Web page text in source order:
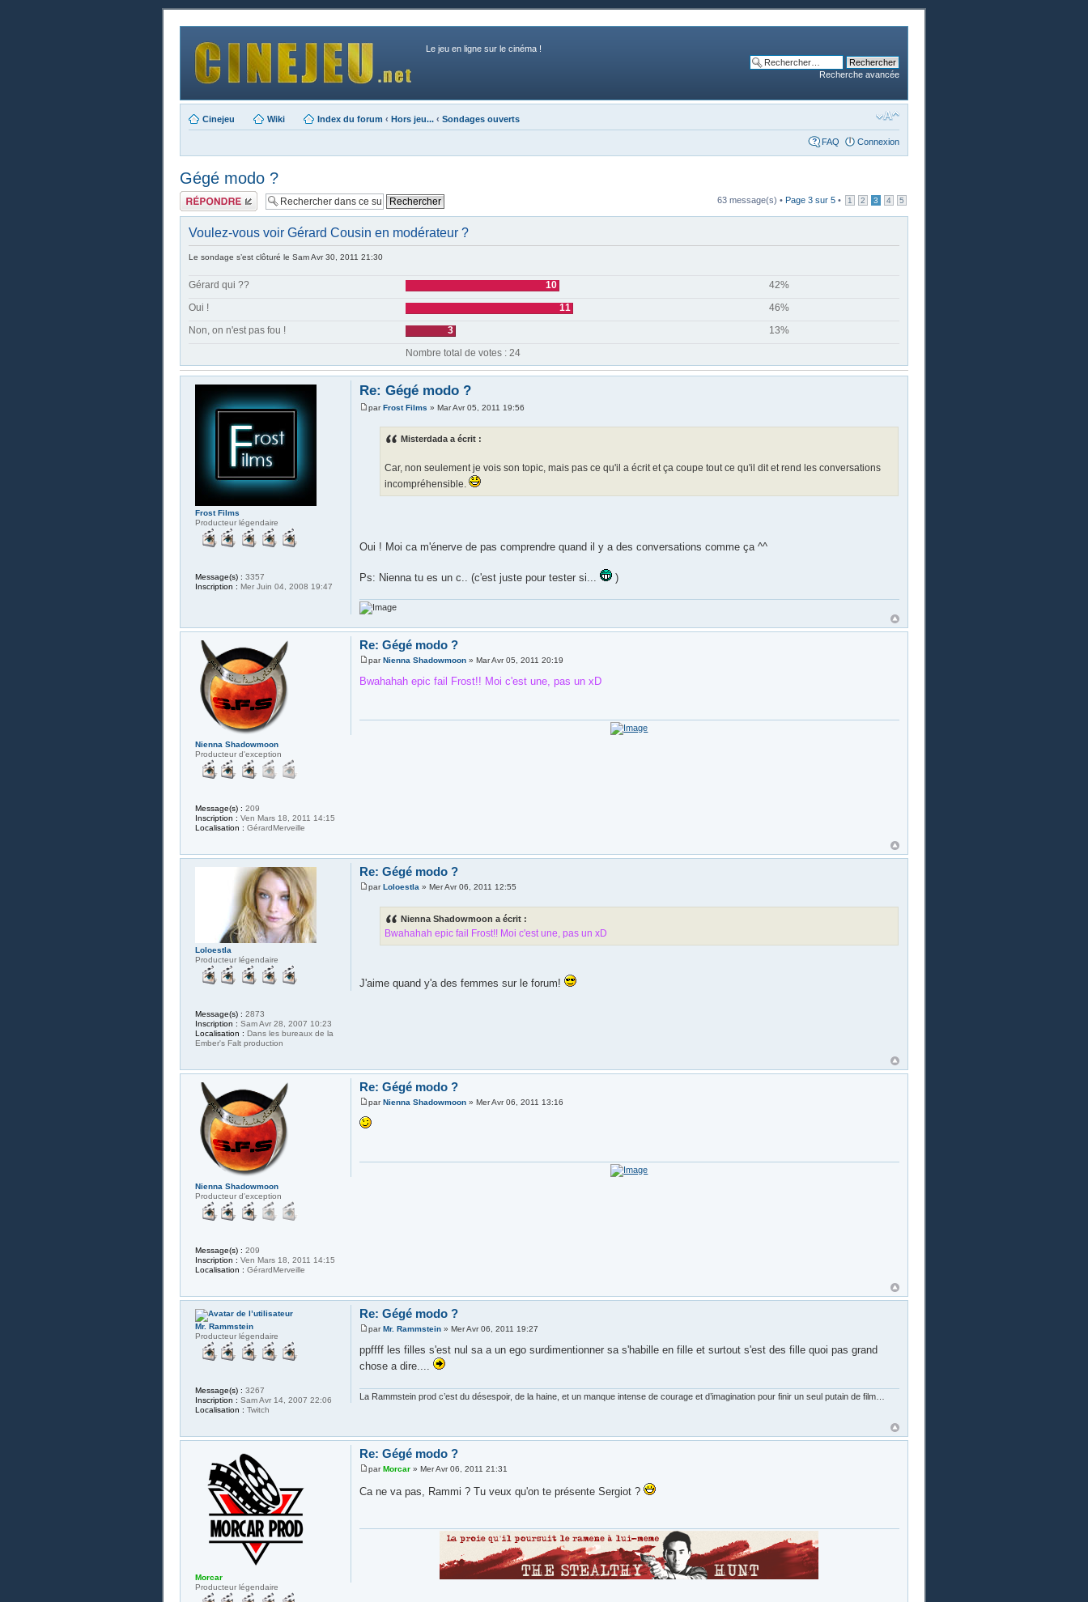
Le jeu en ligne sur le cinéma !
Recherche avancée
Cinejeu Wiki Index du forum ‹ Hors jeu... ‹ Sondages ouverts
FAQ Connexion
Gégé modo ?
Publier une
réponse
63 message(s) • Page 3 sur 5 • 1 2 3 4 5
Voulez-vous voir Gérard Cousin en modérateur ?
Le sondage s’est clôturé le Sam Avr 30, 2011 21:30
Gérard qui ?? 10
42%
Oui !
11
46%
Non, on n'est pas fou !
3
13%
Nombre total de votes : 24
Re: Gégé modo ?
parFrost Films » Mar Avr 05, 2011 19:56
Misterdada a écrit :
Car, non seulement je vois son topic, mais pas ce qu'il a écrit et ça coupe tout ce qu'il dit et rend les conversations
incompréhensible.
Oui ! Moi ca m'énerve de pas comprendre quand il y a des conversations comme ça ^^
Ps: Nienna tu es un c.. (c'est juste pour tester si... )
Frost Films
Producteur légendaire
Message(s) : 3357
Inscription : Mer Juin 04, 2008 19:47
Re: Gégé modo ?
par Nienna Shadowmoon» Mar Avr 05, 2011 20:19
Bwahahah epic fail Frost!! Moi c'est une, pas un xD
Nienna Shadowmoon
Producteur d'exception
Message(s) : 209
Inscription : Ven Mars 18, 2011 14:15
Localisation : GérardMerveille
Re: Gégé modo ?
par Loloestla» Mer Avr 06, 2011 12:55
Nienna Shadowmoon a écrit :
Bwahahah epic fail Frost!! Moi c'est une, pas un xD
J'aime quand y'a des femmes sur le forum!
Loloestla
Producteur légendaire
Message(s) : 2873
Inscription : Sam Avr 28, 2007 10:23
Localisation : Dans les bureaux de la
Ember's Falt production
Re: Gégé modo ?
par Nienna Shadowmoon» Mer Avr 06, 2011 13:16
Nienna Shadowmoon
Producteur d'exception
Message(s) : 209
Inscription : Ven Mars 18, 2011 14:15
Localisation : GérardMerveille
Re: Gégé modo ?
par Mr. Rammstein» Mer Avr 06, 2011 19:27
ppffff les filles s'est nul sa a un ego surdimentionner sa s'habille en fille et surtout s'est des fille quoi pas grand
chose a dire....
La Rammstein prod c’est du désespoir, de la haine, et un manque intense de courage et d’imagination pour finir un seul putain de film…
Mr. Rammstein
Producteur légendaire
Message(s) : 3267
Inscription : Sam Avr 14, 2007 22:06
Localisation : Twitch
Re: Gégé modo ?
par Morcar» Mer Avr 06, 2011 21:31
Ca ne va pas, Rammi ? Tu veux qu'on te présente Sergiot ?
Morcar
Producteur légendaire